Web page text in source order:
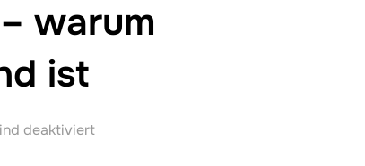
warum
ist
deaktiviert